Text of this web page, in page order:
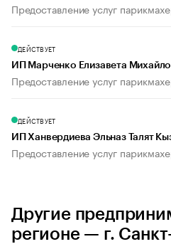
Предоставление услуг
ДЕЙСТВУЕТ
ИП Марченко Елизавета
Предоставление услуг
ДЕЙСТВУЕТ
ИП Ханвердиева Эльназ Талят
Предоставление услуг
Другие
регионе — г.